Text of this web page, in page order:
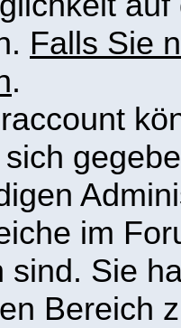
Falls Sie
.
im
sind. Sie
Bereich